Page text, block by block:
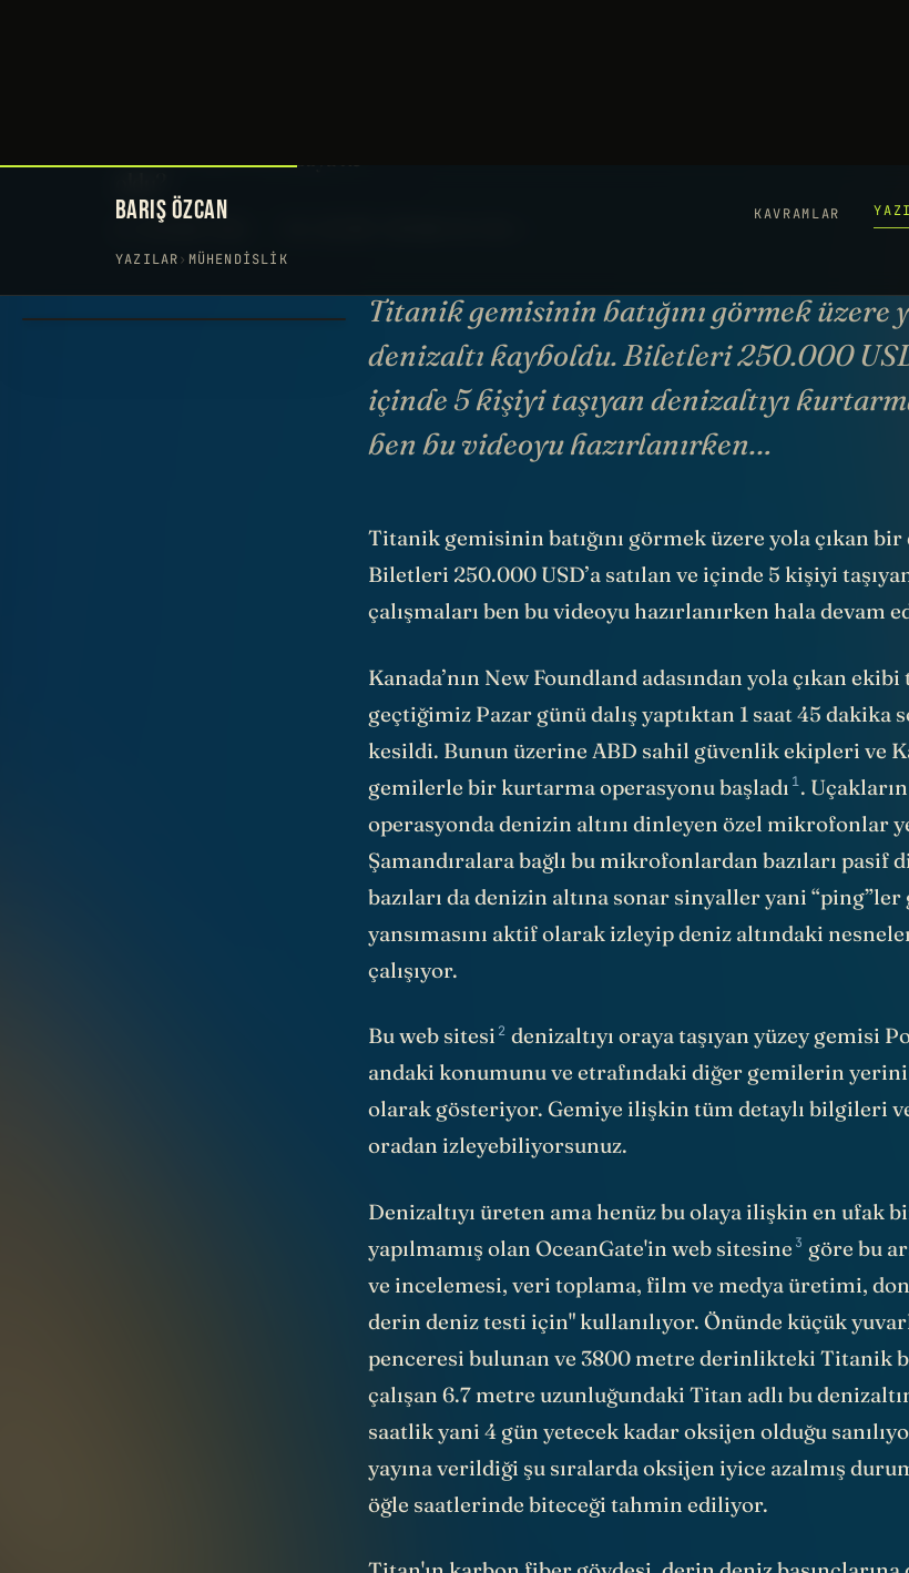
Titanik gemisinin batığını görmek üzere
denizaltı kayboldu. Biletleri 250.000
içinde 5 kişiyi taşıyan denizaltıyı
ben bu videoyu hazırlanırken…
Titanik gemisinin batığını görmek üzere yola çıkan bir
Biletleri 250.000 USD’a satılan ve içinde 5 kişiyi
çalışmaları ben bu videoyu hazırlanırken hala devam
Kanada’nın New Foundland adasından yola çıkan ekibi
geçtiğimiz Pazar günü dalış yaptıktan 1 saat 45 dakika
kesildi. Bunun üzerine ABD sahil güvenlik ekipleri ve
gemilerle bir kurtarma operasyonu
.
operasyonda denizin altını dinleyen özel mikrofonlar
Şamandıralara bağlı bu mikrofonlardan bazıları pasif
bazıları da denizin altına sonar sinyaller yani “ping”ler
yansımasını aktif olarak izleyip deniz altındaki
çalışıyor.
Bu web sitesi
denizaltıyı oraya taşıyan yüzey gemisi
andaki konumunu ve etrafındaki diğer gemilerin yerini
olarak gösteriyor. Gemiye ilişkin tüm detaylı bilgileri
oradan izleyebiliyorsunuz.
yapılmamış olan OceanGate'in
web sitesine
göre bu
ve incelemesi, veri toplama, film ve medya üretimi,
derin deniz testi için" kullanılıyor. Önünde küçük
penceresi bulunan ve 3800 metre derinlikteki Titanik
çalışan 6.7 metre uzunluğundaki Titan adlı bu
saatlik yani 4 gün yetecek kadar oksijen olduğu
yayına verildiği şu sıralarda oksijen iyice azalmış
öğle saatlerinde biteceği tahmin ediliyor.
Titan'ın karbon fiber gövdesi, derin deniz basınçlarına